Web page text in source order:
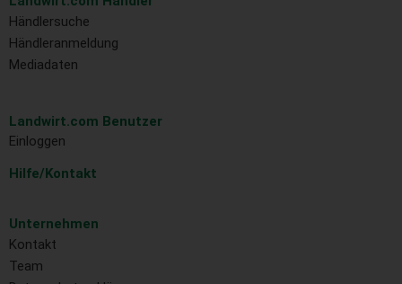
Händlersuche
Händleranmeldung
Mediadaten
Landwirt.com Benutzer
Einloggen
Hilfe/Kontakt
Unternehmen
Kontakt
Team